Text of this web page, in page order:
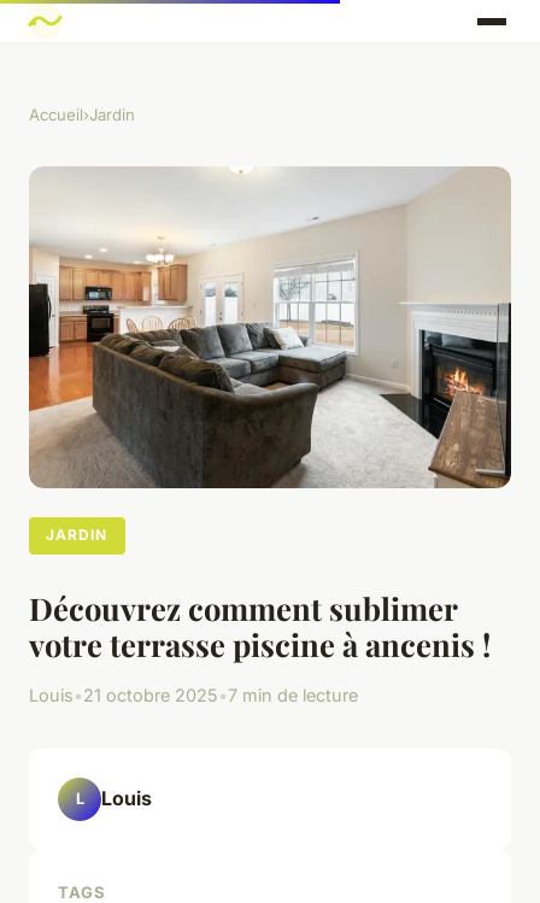
Accueil›Jardin
JARDIN
Découvrez comment sublimer
votre terrasse piscine à ancenis !
Louis•21 octobre 2025•7 min de lecture
L Louis
TAGS